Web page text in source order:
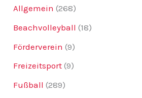
Allgemein (268)
Beachvolleyball (18)
Förderverein (9)
Freizeitsport (9)
Fußball (289)